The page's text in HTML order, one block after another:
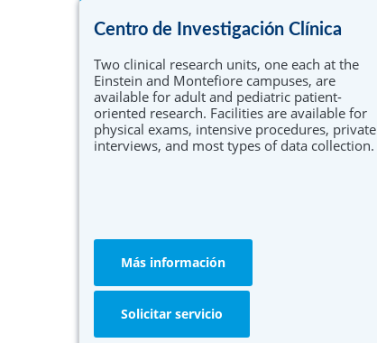
Centro de Investigación Clínica
Two clinical research units, one each at the
Einstein and Montefiore campuses, are
available for adult and pediatric patient-
oriented research. Facilities are available for
physical exams, intensive procedures, private
interviews, and most types of data collection.
Más información
Solicitar servicio